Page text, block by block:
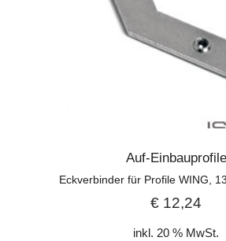
Auf-Einbauprofile
Eckverbinder für Profile WING,
€ 12,24
inkl. 20 % MwSt.